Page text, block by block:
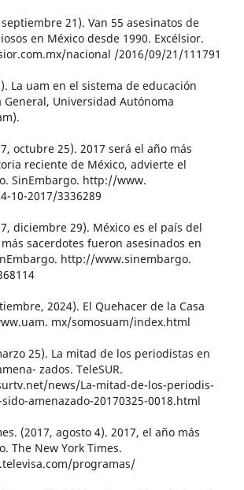
21). Van 55 asesinatos de
en México desde 1990. Excélsior.
nacional /2016/09/21/111791
La uam en el sistema de educación
Universidad Autónoma
octubre 25). 2017 será el año más
reciente de México, advierte el
SinEmbargo. http://www.
10-2017/3336289
diciembre 29). México es el país del
sacerdotes fueron asesinados en
http://www.sinembargo.
2024). El Quehacer de la Casa
mx/somosuam/index.html
25). La mitad de los periodistas en
zados. TeleSUR.
news/La-mitad-de-los-periodis-
amenazado-20170325-0018.html
(2017, agosto 4). 2017, el año más
The New York Times.
programas/